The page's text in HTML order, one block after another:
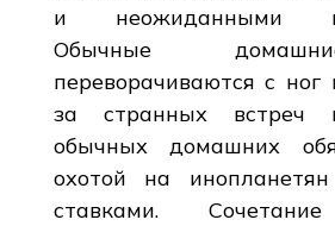
и неожиданными
Обычные
переворачиваются с ног
за странных встреч
обычных домашних
охотой на
ставками.